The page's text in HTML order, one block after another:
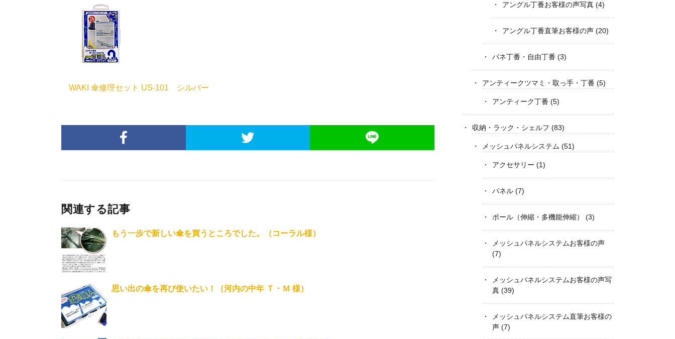
WAKI 傘修理セット US-101 シルバー
関連する記事
もう一歩で新しい傘を買うところでした。（コーラル様）
思い出の傘を再び使いたい！（河内の中年 Ｔ・Ｍ 様）
アングル丁番お客様の声写真(4)
アングル丁番直筆お客様の声(20)
バネ丁番・自由丁番 (3)
アンティークツマミ・取っ手・丁番 (5)
アンティーク丁番 (5)
収納・ラック・シェルフ (83)
メッシュパネルシステム (51)
アクセサリー (1)
パネル(7)
ポール（伸縮・多機能伸縮） (3)
メッシュパネルシステムお客様の声
(7)
メッシュパネルシステムお客様の声写
真(39)
メッシュパネルシステム直筆お客様の
声(7)